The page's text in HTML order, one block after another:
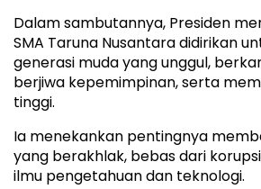
Dalam sambutannya, Presiden
SMA Taruna Nusantara didirikan
generasi muda yang unggul,
berjiwa kepemimpinan, serta
tinggi.
Ia menekankan pentingnya
yang berakhlak, bebas dari
ilmu pengetahuan dan teknologi.